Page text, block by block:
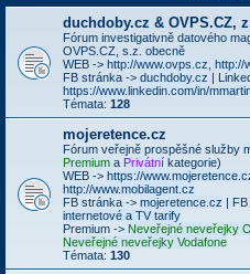
duchdoby.cz & OVPS.CZ,
Fórum investigativně datového
OVPS.CZ, s.z. obecně
WEB -> http://www.ovps.cz http://
FB stránka -> duchdoby.cz |
https://www.linkedin.com/in/
Témata: 128
mojeretence.cz
Fórum veřejně prospěšné služby
Premium a Privátní kategorie)
WEB -> https://
http://www.mobilagent.cz
FB stránka -> mojeretence.cz |
internetové a TV tarify
Premium -> Neveřejné neveřejky
Neveřejné neveřejky Vodafone
Témata: 130